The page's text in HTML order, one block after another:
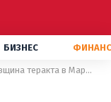
БИЗНЕС
Пятая годовщина теракта в Мариуполе: жуткие воспоминания очевидцев трагедии